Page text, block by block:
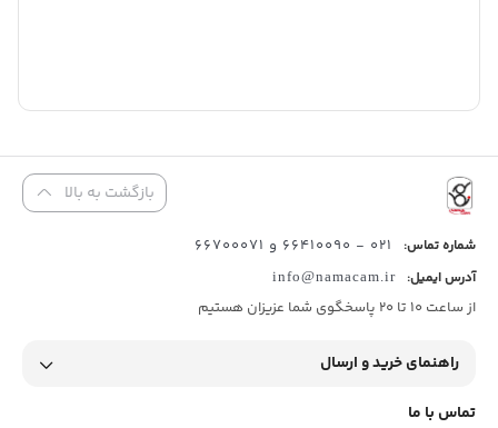
بازگشت به بالا
شماره تماس: 021 - 66410090 و 66700071
آدرس ایمیل: info@namacam.ir
از ساعت 10 تا 20 پاسخگوی شما عزیزان هستیم
راهنمای خرید و ارسال
تماس با ما